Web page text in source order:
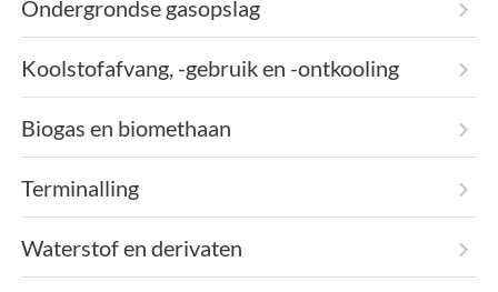
Ondergrondse gasopslag
Koolstofafvang, -gebruik en -ontkooling
Biogas en biomethaan
Terminalling
Waterstof en derivaten